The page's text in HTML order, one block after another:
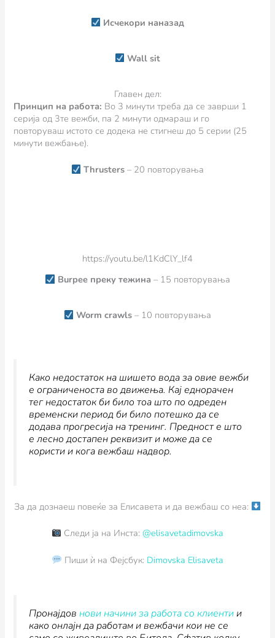
Исчекори наназад
Wall sit
Главен дел:
Принцип на работа: Во 3 минути треба да се заврши 1
серија од 3те вежби, па 2 минути одмараш и го
повторуваш истото се додека не стигнеш до 5 серии (25
минути вежбање).
Thrusters – 20 повторувања
https://youtu.be/l1KdClY_lf4
Burpee преку тежина– 15 повторувања
Worm crawls – 10 повторувања
Како недостаток на шишето вода за овие вежби
е ограниченоста во движења. Кај еднорачен
тег недостаток би било тоа што по одреден
временски период би било потешко да се
додава прогресија на тренинг. Предност е што
е лесно достапен реквизит и можe да се
користи и кога вежбаш надвор.
За да дознаеш повеќе за Елисавета и да вежбаш со неа:
Следи ја на Инста: @elisavetadimovska
Пиши ѝ на Фејсбук: Dimovska Elisaveta
Пронајдовнови начини за работа со клиентии
како онлајн да работам и вежбачи кои не се